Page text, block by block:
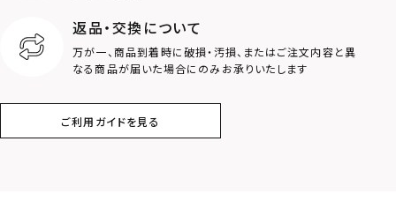
クラウン
スター
返品・交換について
万が一、商品到着時に破損・汚損、またはご注文内容と異
なる商品が届いた場合にのみお承りいたします
ご利用ガイドを見る